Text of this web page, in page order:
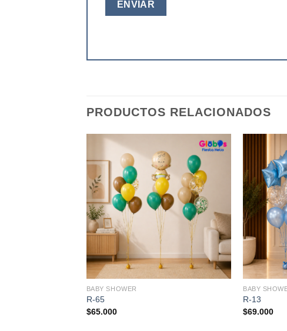
PRODUCTOS RELACIONADOS
BABY SHOWER
R-65
$65.000
BABY
R-13
$69.000